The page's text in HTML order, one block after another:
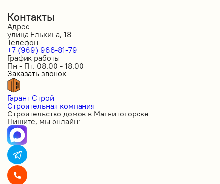
Контакты
Адрес
улица Елькина, 18
Телефон
+7 (969) 966-81-79
График работы
Пн - Пт: 08:00 - 18:00
Заказать звонок
Гарант Строй
Строительная компания
Строительство домов в Магнитогорске
Пишите, мы онлайн: